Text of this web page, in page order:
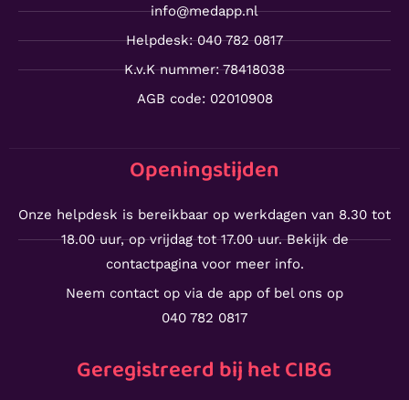
info@medapp.nl
Helpdesk: 040 782 0817
K.v.K nummer: 78418038
AGB code: 02010908
Openingstijden
Onze helpdesk is bereikbaar op werkdagen van 8.30 tot
18.00 uur, op vrijdag tot 17.00 uur. Bekijk de
contactpagina voor meer info.
Neem contact op via de app of bel ons op
040 782 0817
Geregistreerd bij het CIBG